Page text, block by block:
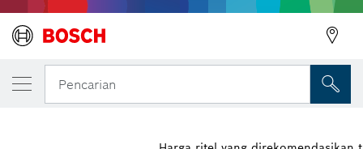
Pencarian
VARIAN PILIHAN ANDA
Nozzle celah
2 607 000 165